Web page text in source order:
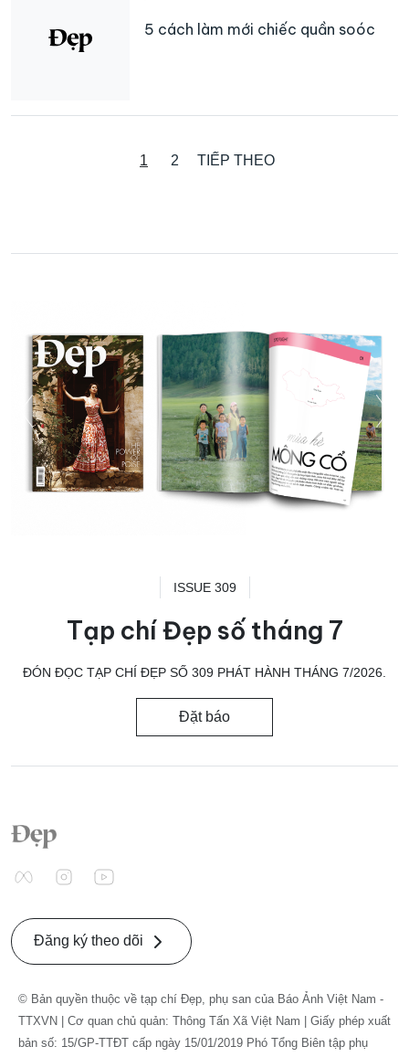
5 cách làm mới chiếc quần soóc
1 2 TIẾP THEO
ISSUE 309
Tạp chí Đẹp số tháng 7
ĐÓN ĐỌC TẠP CHÍ ĐẸP SỐ 309 PHÁT HÀNH THÁNG 7/2026.
Đặt báo
Đăng ký theo dõi
© Bản quyền thuộc về tạp chí Đẹp, phụ san của Báo Ảnh Việt Nam -
TTXVN | Cơ quan chủ quản: Thông Tấn Xã Việt Nam | Giấy phép xuất
bản số: 15/GP-TTĐT cấp ngày 15/01/2019 Phó Tổng Biên tập phụ